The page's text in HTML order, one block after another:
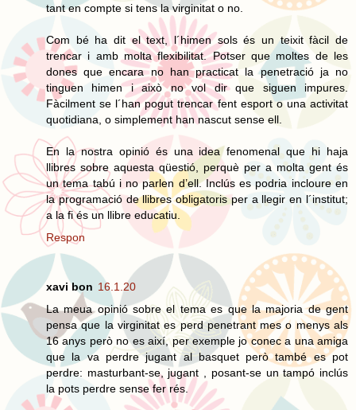
tant en compte si tens la virginitat o no.
Com bé ha dit el text, l´himen sols és un teixit fàcil de
trencar i amb molta flexibilitat. Potser que moltes de les
dones que encara no han practicat la penetració ja no
tinguen himen i això no vol dir que siguen impures.
Fàcilment se l´han pogut trencar fent esport o una activitat
quotidiana, o simplement han nascut sense ell.
En la nostra opinió és una idea fenomenal que hi haja
llibres sobre aquesta qüestió, perquè per a molta gent és
un tema tabú i no parlen d’ell. Inclús es podria incloure en
la programació de llibres obligatoris per a llegir en l´institut;
a la fi és un llibre educatiu.
Respon
xavi bon 16.1.20
La meua opinió sobre el tema es que la majoria de gent
pensa que la virginitat es perd penetrant mes o menys als
16 anys però no es així, per exemple jo conec a una amiga
que la va perdre jugant al basquet però també es pot
perdre: masturbant-se, jugant , posant-se un tampó inclús
la pots perdre sense fer rés.